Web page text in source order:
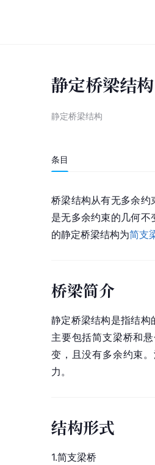
静定桥梁结构
静定桥梁结构
条目
桥梁结构从有无多余约
是无多余约束的几何
的静定桥梁结构为简支
桥梁简介
静定桥梁结构是指结构
主要包括简支梁桥和
变，且没有多余约束
力。
结构形式
1.简支梁桥